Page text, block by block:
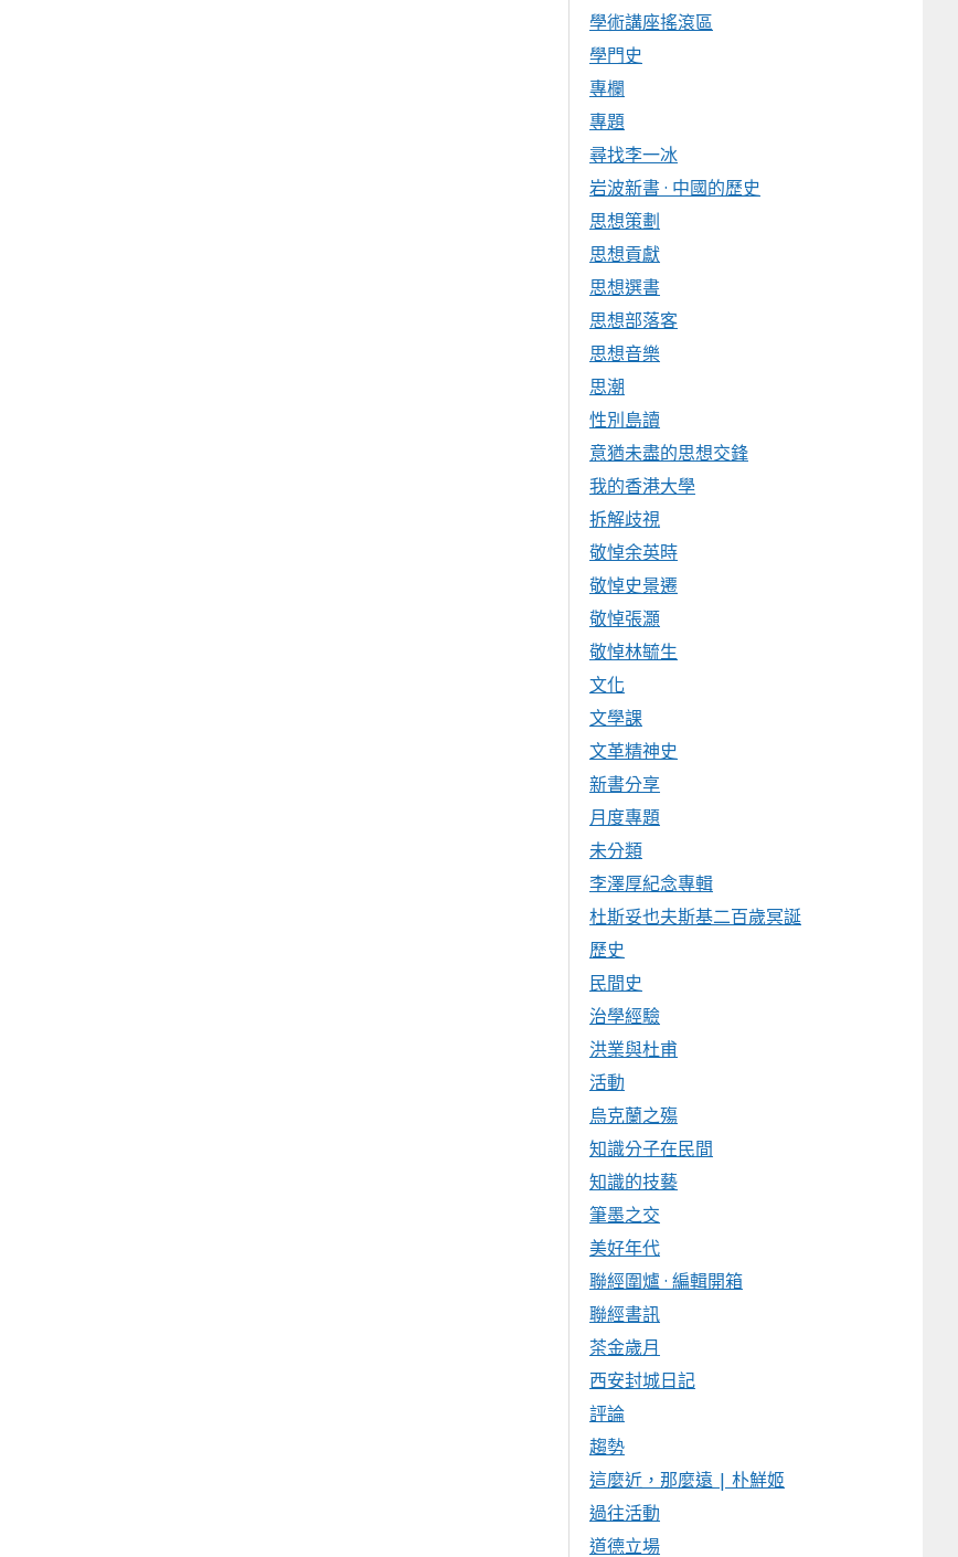
學術講座搖滾區
學門史
專欄
專題
尋找李一冰
岩波新書 · 中國的歷史
思想策劃
思想貢獻
思想選書
思想部落客
思想音樂
思潮
性別島讀
意猶未盡的思想交鋒
我的香港大學
拆解歧視
敬悼余英時
敬悼史景遷
敬悼張灝
敬悼林毓生
文化
文學課
文革精神史
新書分享
月度專題
未分類
李澤厚紀念專輯
杜斯妥也夫斯基二百歲冥誕
歷史
民間史
治學經驗
洪業與杜甫
活動
烏克蘭之殤
知識分子在民間
知識的技藝
筆墨之交
美好年代
聯經圍爐 · 編輯開箱
聯經書訊
茶金歲月
西安封城日記
評論
趨勢
這麼近，那麼遠 | 朴鮮姬
過往活動
道德立場